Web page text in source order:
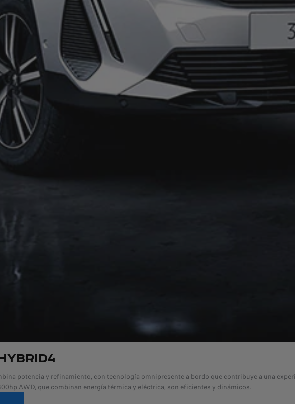
potencia y refinamiento, con tecnología omnipresente a bordo que contribuye a una
AWD, que combinan energía térmica y eléctrica, son eficientes y dinámicos.